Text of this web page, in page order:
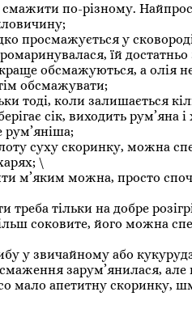
смажити по-різному.
просмажується у
їй достатньо
краще обсмажуються, а олія
обсмажувати;
тоді, коли залишається
сік, виходить
рум’яніша;
суху скоринку, можна
\
м’яким можна, просто
тільки на добре
соковите, його можна
у звичайному або
зарум’янилася, але
мало апетитну скоринку,